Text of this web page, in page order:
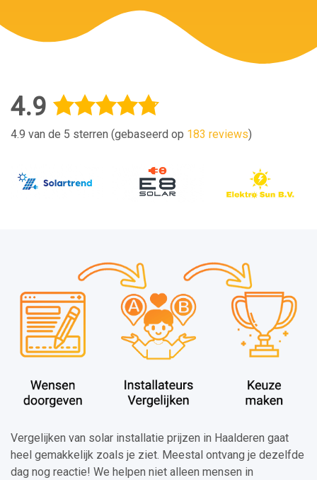
4.9
4.9 van de 5 sterren (gebaseerd op 183 reviews)
Vergelijken van solar installatie prijzen in Haalderen gaat
heel gemakkelijk zoals je ziet. Meestal ontvang je dezelfde
dag nog reactie! We helpen niet alleen mensen in